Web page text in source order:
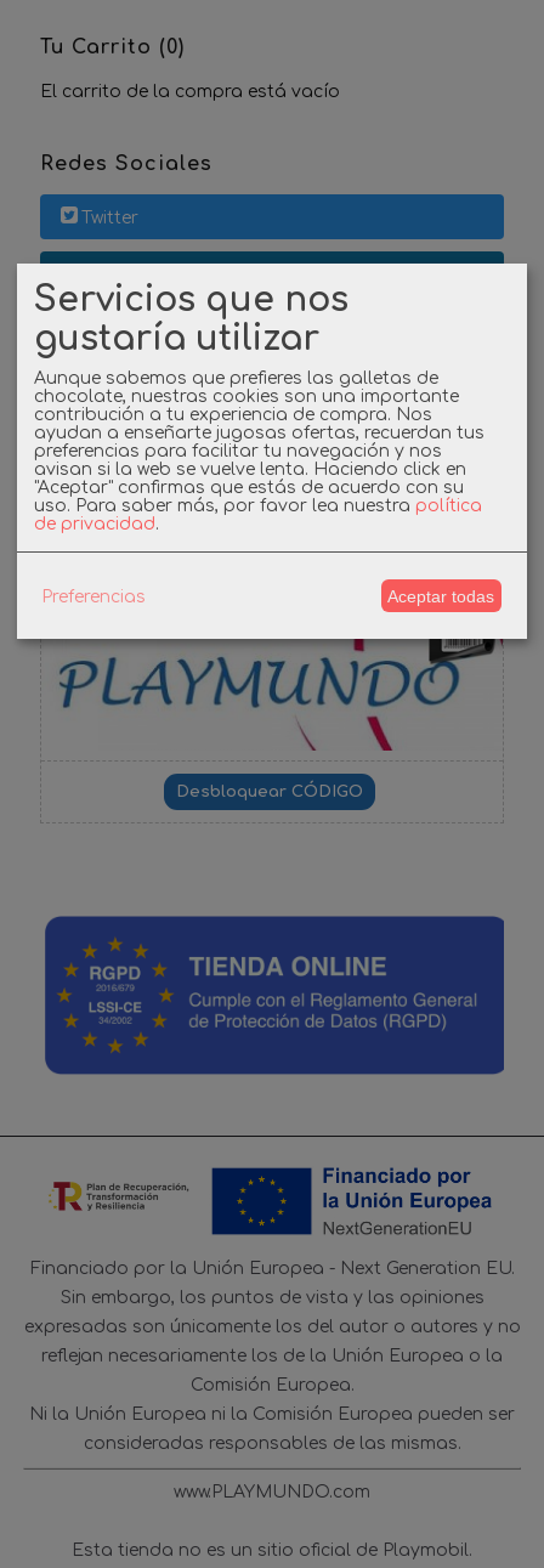
Tu Carrito (0)
El carrito de la compra está vacío
Redes Sociales
Twitter
Instagram
Facebook
Cupones
-3%
Financiado por la Unión Europea - Next Generation EU.
Sin embargo, los puntos de vista y las opiniones
expresadas son únicamente los del autor o autores y no
reflejan necesariamente los de la Unión Europea o la
Comisión Europea.
Ni la Unión Europea ni la Comisión Europea pueden ser
consideradas responsables de las mismas.
www.PLAYMUNDO.com
Esta tienda no es un sitio oficial de Playmobil.
Servicios que nos
gustaría utilizar
Aunque sabemos que prefieres las galletas de
chocolate, nuestras cookies son una importante
contribución a tu experiencia de compra. Nos
ayudan a enseñarte jugosas ofertas, recuerdan tus
preferencias para facilitar tu navegación y nos
avisan si la web se vuelve lenta. Haciendo click en
"Aceptar" confirmas que estás de acuerdo con su
uso. Para saber más, por favor lea nuestra política
de privacidad.
Preferencias Aceptar todas